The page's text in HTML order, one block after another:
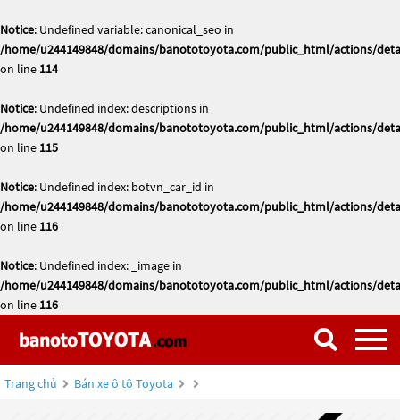
Notice: Undefined variable: canonical_seo in
/home/u244149848/domains/banototoyota.com/public_html/actions/
on line 114
Notice: Undefined index: descriptions in
/home/u244149848/domains/banototoyota.com/public_html/actions/
on line 115
Notice: Undefined index: botvn_car_id in
/home/u244149848/domains/banototoyota.com/public_html/actions/
on line 116
Notice: Undefined index: _image in
/home/u244149848/domains/banototoyota.com/public_html/actions/
on line 116
Trang chủ Bán xe ô tô Toyota